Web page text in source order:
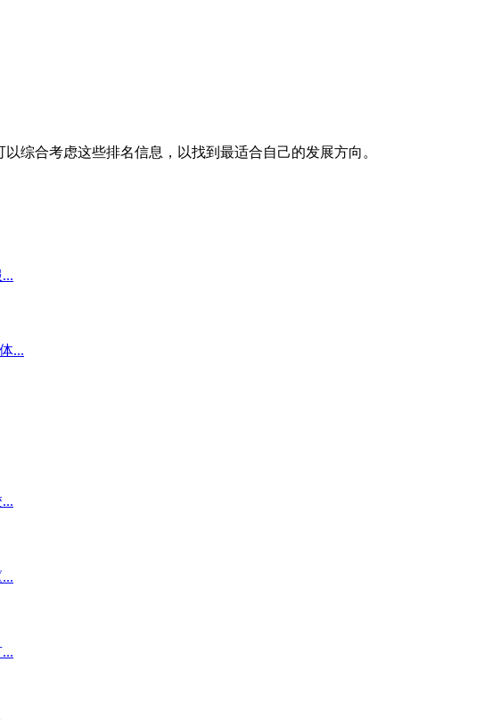
综合考虑这些排名信息，以找到最适合自己的发展方向。
...